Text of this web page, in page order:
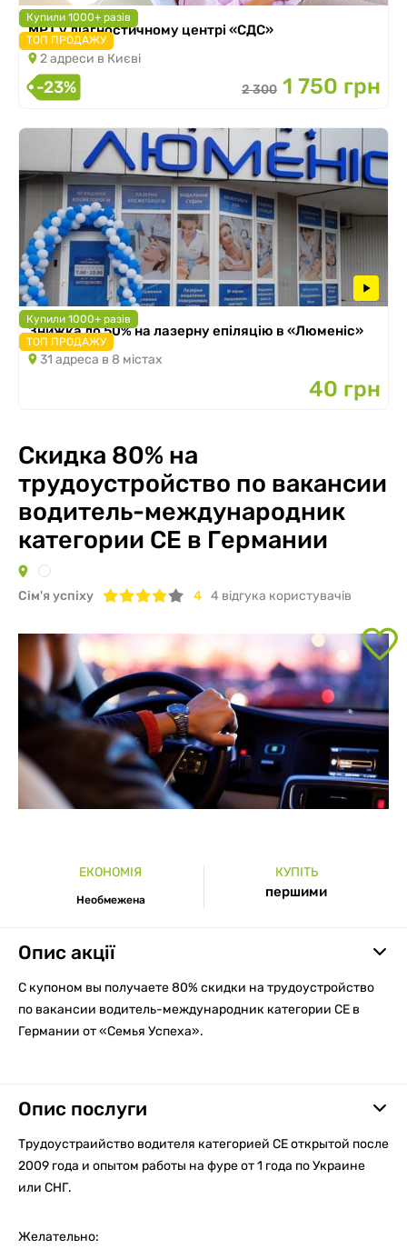
Купили 1000+ разів
ТОП ПРОДАЖУ
МРТ у діагностичному центрі «СДС»
2 адреси в Києві
-23% 2 300 1 750 грн
Купили 1000+ разів
ТОП ПРОДАЖУ
Знижка до 50% на лазерну епіляцію в «Люменіс»
31 адреса в 8 містах
40 грн
Скидка 80% на
трудоустройство по вакансии
водитель-международник
категории СЕ в Германии
Сім'я успіху 4 4 вiдгука користувачів
ЕКОНОМІЯ
Необмежена
КУПІТЬ
першими
Опис акції
С купоном вы получаете 80% скидки на трудоустройство
по вакансии водитель-международник категории СЕ в
Германии от «Семья Успеха».
Опис послуги
Трудоустраийство водителя категорией СЕ открытой после
2009 года и опытом работы на фуре от 1 года по Украине
или СНГ.
Желательно: